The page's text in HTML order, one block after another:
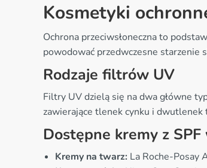
Kosmetyki
Ochrona przeciwsłoneczna to
powodować przedwczesne starzenie
Rodzaje filtrów UV
Filtry UV dzielą się na dwa główne
zawierające tlenek cynku i
Dostępne kremy z
Kremy na twarz: La Roche-Posay